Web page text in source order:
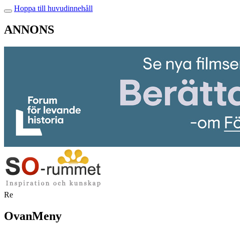
Hoppa till huvudinnehåll
ANNONS
Re
OvanMeny